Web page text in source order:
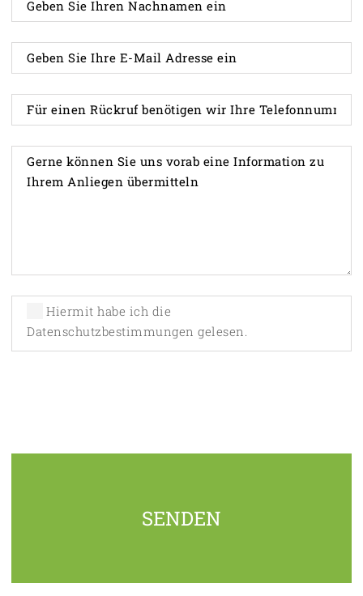
Hiermit habe ich die
Datenschutzbestimmungen gelesen.